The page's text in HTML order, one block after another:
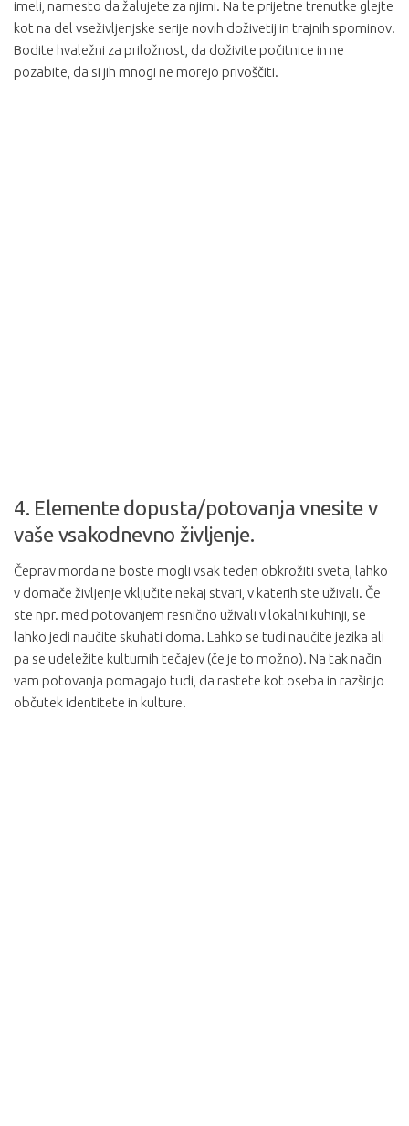
imeli, namesto da žalujete za njimi. Na te prijetne trenutke glejte
kot na del vseživljenjske serije novih doživetij in trajnih spominov.
Bodite hvaležni za priložnost, da doživite počitnice in ne
pozabite, da si jih mnogi ne morejo privoščiti.
4. Elemente dopusta/potovanja vnesite v
vaše vsakodnevno življenje.
Čeprav morda ne boste mogli vsak teden obkrožiti sveta, lahko
v domače življenje vključite nekaj stvari, v katerih ste uživali. Če
ste npr. med potovanjem resnično uživali v lokalni kuhinji, se
lahko jedi naučite skuhati doma. Lahko se tudi naučite jezika ali
pa se udeležite kulturnih tečajev (če je to možno). Na tak način
vam potovanja pomagajo tudi, da rastete kot oseba in razširijo
občutek identitete in kulture.